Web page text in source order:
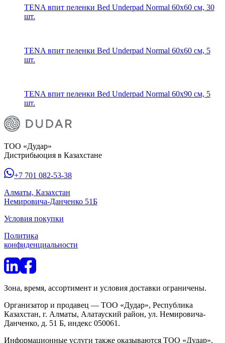
TENA впит пеленки Bed Underpad Normal 60x60 см, 30
шт.
TENA впит пеленки Bed Underpad Normal 60x60 см, 5
шт.
TENA впит пеленки Bed Underpad Normal 60x90 см, 5
шт.
ТОО «Дудар»
Дистрибьюция в Казахстане
+7 701 082-53-38
Алматы, Казахстан
Немировича-Данченко 51Б
Условия покупки
Политика
конфиденциальности
Зона, время, ассортимент и условия доставки ограничены.
Организатор и продавец — ТОО «Дудар», Республика
Казахстан, г. Алматы, Алатауский район, ул. Немировича-
Данченко, д. 51 Б, индекс 050061.
Информационные услуги также оказываются ТОО «Дудар».